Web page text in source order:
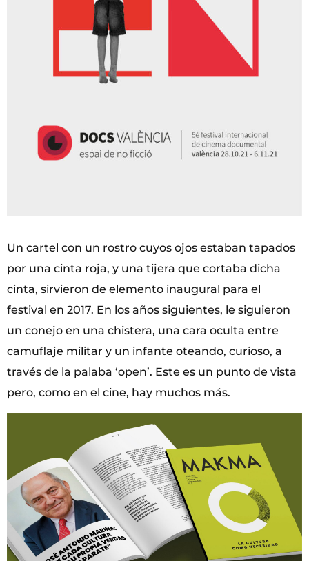
Un cartel con un rostro cuyos ojos estaban tapados
por una cinta roja, y una tijera que cortaba dicha
cinta, sirvieron de elemento inaugural para el
festival en 2017. En los años siguientes, le siguieron
un conejo en una chistera, una cara oculta entre
camuflaje militar y un infante oteando, curioso, a
través de la palaba ‘open’. Este es un punto de vista
pero, como en el cine, hay muchos más.